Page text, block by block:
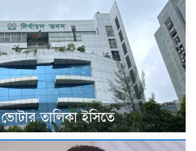
ভোটার তালিকা ইসিতে